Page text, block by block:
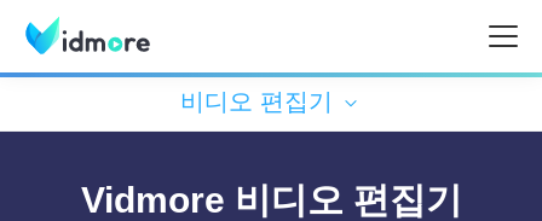
비디오 편집기
Vidmore 비디오 편집기